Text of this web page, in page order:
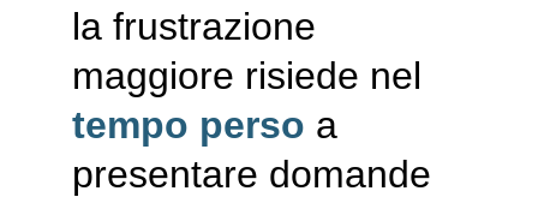
la frustrazione
maggiore risiede nel
tempo perso a
presentare domande